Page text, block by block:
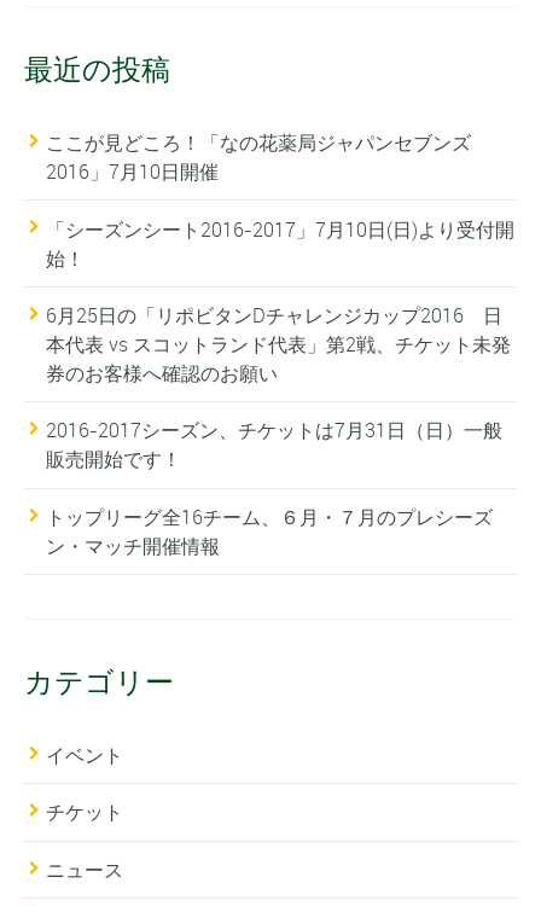
最近の投稿
ここが見どころ！「なの花薬局ジャパンセブンズ
2016」7月10日開催
「シーズンシート2016-2017」7月10日(日)より受付開
始！
6月25日の「リポビタンDチャレンジカップ2016 日
本代表 vs スコットランド代表」第2戦、チケット未発
券のお客様へ確認のお願い
2016-2017シーズン、チケットは7月31日（日）一般
販売開始です！
トップリーグ全16チーム、６月・７月のプレシーズ
ン・マッチ開催情報
カテゴリー
イベント
チケット
ニュース